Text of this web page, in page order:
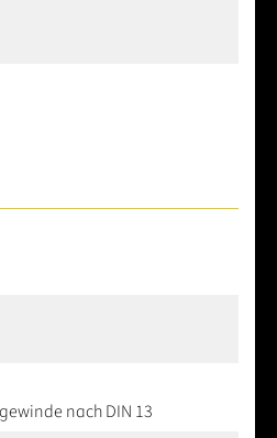
nach DIN 13